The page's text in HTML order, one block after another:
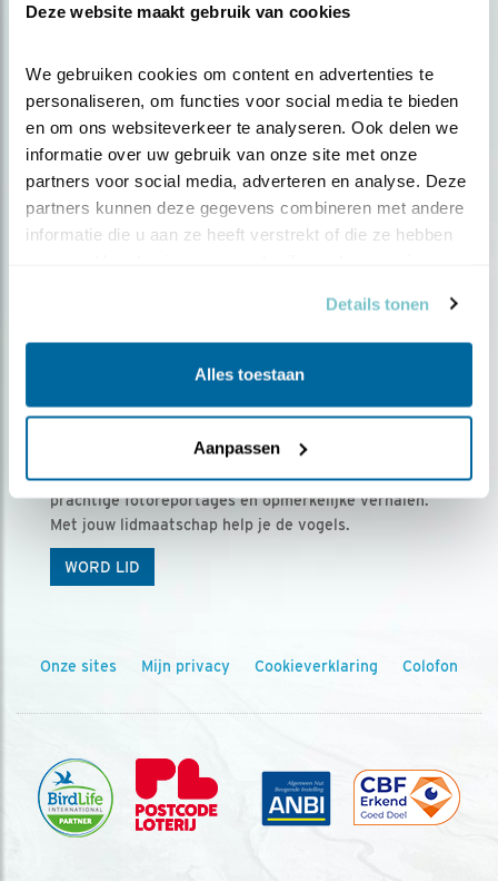
Deze website maakt gebruik van cookies
We gebruiken cookies om content en advertenties te
personaliseren, om functies voor social media te bieden
en om ons websiteverkeer te analyseren. Ook delen we
informatie over uw gebruik van onze site met onze
partners voor social media, adverteren en analyse. Deze
partners kunnen deze gegevens combineren met andere
informatie die u aan ze heeft verstrekt of die ze hebben
Details tonen
Alles toestaan
Aanpassen
Ontvang 5 x Vogels voor € 36,00 per jaar
Vogels is het tijdschrift voor onze leden, met
prachtige fotoreportages en opmerkelijke verhalen.
Met jouw lidmaatschap help je de vogels.
WORD LID
Onze sites Mijn privacy Cookieverklaring Colofon